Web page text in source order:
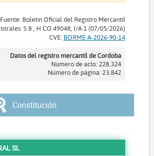
Fuente: Boletín Oficial del Registro Mercantil
S 8 , H CO 49048, I/A 1 (07/05/2026)
CVE: BORME-A-2026-90-14
Datos del registro mercantil de Cordoba
Número de acto: 228.324
Número de página: 23.842
Constitución
SL